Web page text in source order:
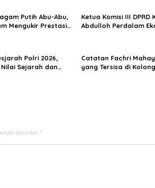
Putih Abu-Abu,
Mengukir Prestasi
Ketua Komisi III DPRD
Abdulloh Perdalam
Polri 2026,
Sejarah dan
Catatan Fachri
yang Tersisa di
ditandai *